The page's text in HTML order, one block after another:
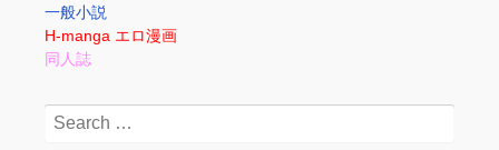
一般小説
H-manga エロ漫画
同人誌
Search